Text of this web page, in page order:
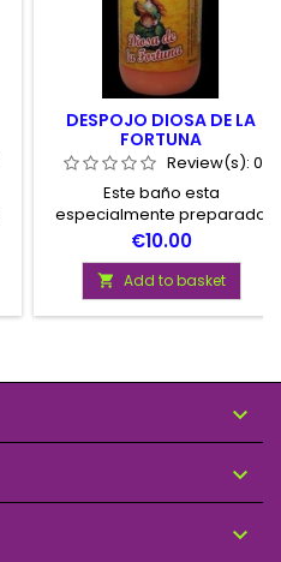
DESPOJO DIOSA DE LA
FORTUNA
Review(s): 0
Este baño esta
especialmente preparado
para atraer hacia Vd. la
Suerte y la Fortuna.
Price
€10.00
 Add to basket


